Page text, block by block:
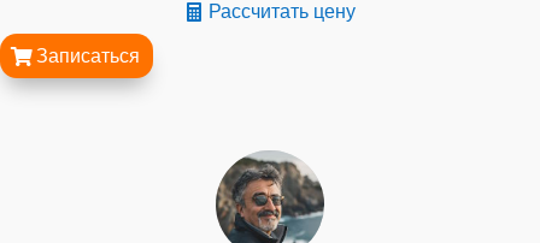
Рассчитать цену
Записаться